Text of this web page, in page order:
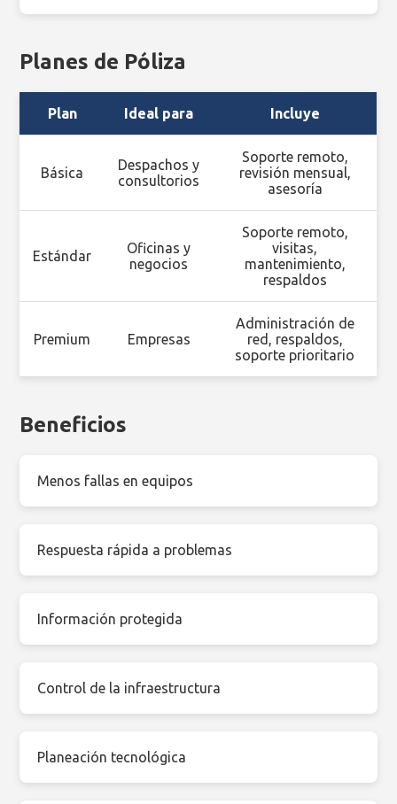
Planes de Póliza
Plan Ideal para Incluye
Básica
Despachos y
consultorios
Soporte remoto,
revisión mensual,
asesoría
Estándar
Oficinas y
negocios
Soporte remoto,
visitas,
mantenimiento,
respaldos
Premium Empresas
Administración de
red, respaldos,
soporte prioritario
Beneficios
Menos fallas en equipos
Respuesta rápida a problemas
Información protegida
Control de la infraestructura
Planeación tecnológica